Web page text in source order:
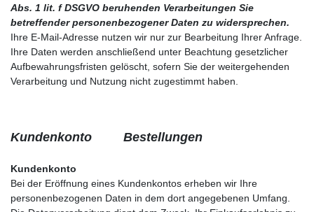
Abs. 1 lit. f DSGVO beruhenden Verarbeitungen Sie
betreffender personenbezogener Daten zu widersprechen.
Ihre E-Mail-Adresse nutzen wir nur zur Bearbeitung Ihrer Anfrage.
Ihre Daten werden anschließend unter Beachtung gesetzlicher
Aufbewahrungsfristen gelöscht, sofern Sie der weitergehenden
Verarbeitung und Nutzung nicht zugestimmt haben.
Kundenkonto Bestellungen
Kundenkonto
Bei der Eröffnung eines Kundenkontos erheben wir Ihre
personenbezogenen Daten in dem dort angegebenen Umfang.